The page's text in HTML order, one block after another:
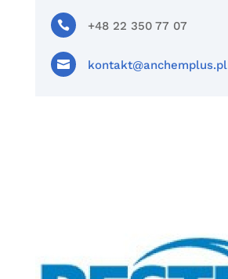
 +48 22 350 77 07
 kontakt@anchemplus.pl